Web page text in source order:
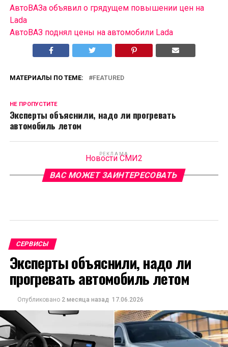
АвтоВАЗа объявил о грядущем повышении цен на
Lada
АвтоВАЗ поднял цены на автомобили Lada
МАТЕРИАЛЫ ПО ТЕМЕ: FEATURED
НЕ ПРОПУСТИТЕ
Эксперты объяснили, надо ли прогревать
автомобиль летом
РЕКЛАМА
Новости СМИ2
ВАС МОЖЕТ ЗАИНТЕРЕСОВАТЬ
СЕРВИСЫ
Эксперты объяснили, надо ли
прогревать автомобиль летом
Опубликовано 2 месяца назад 17.06.2026